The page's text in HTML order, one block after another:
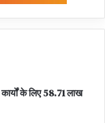
कार्यों के लिए 58.71 लाख